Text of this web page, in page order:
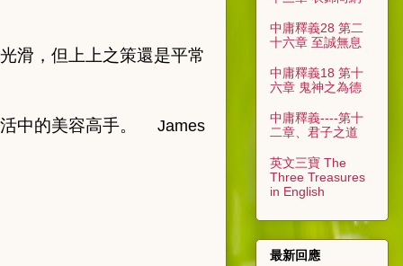
滑，但上上之策還是平常
中的美容高手。
James
中庸釋義28 第二
十六章 至誠無息
中庸釋義18 第十
六章 鬼神之為德
中庸釋義----第十
二章、君子之道
英文三寶 The
Three Treasures
in English
最新回應